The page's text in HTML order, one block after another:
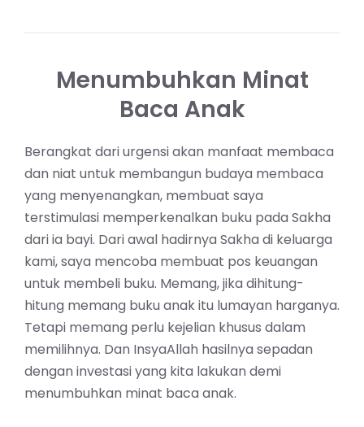
Menumbuhkan Minat
Baca Anak
Berangkat dari urgensi akan manfaat membaca
dan niat untuk membangun budaya membaca
yang menyenangkan, membuat saya
terstimulasi memperkenalkan buku pada Sakha
dari ia bayi. Dari awal hadirnya Sakha di keluarga
kami, saya mencoba membuat pos keuangan
untuk membeli buku. Memang, jika dihitung-
hitung memang buku anak itu lumayan harganya.
Tetapi memang perlu kejelian khusus dalam
memilihnya. Dan InsyaAllah hasilnya sepadan
dengan investasi yang kita lakukan demi
menumbuhkan minat baca anak.